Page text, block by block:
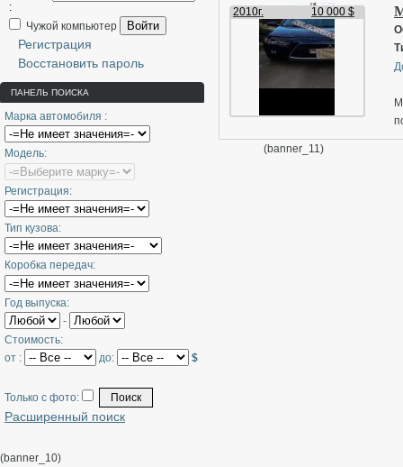
:
Чужой компьютер
Войти
Регистрация
Восстановить пароль
ПАНЕЛЬ ПОИСКА
Марка автомобиля :
Модель:
Регистрация:
Тип кузова:
Коробка передач:
Год выпуска:
-
Стоимость:
от :
до: $
Только с фото:
Расширенный поиск
(banner_10)
2010г. 10 000 $
(banner_11)